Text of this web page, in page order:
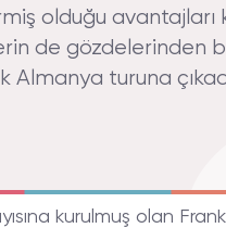
olduğu avantajları
de gözdelerinden
Almanya turuna
kurulmuş olan